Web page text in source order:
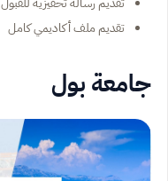
تقديم ملف أكاديمي كامل
جامعة بول